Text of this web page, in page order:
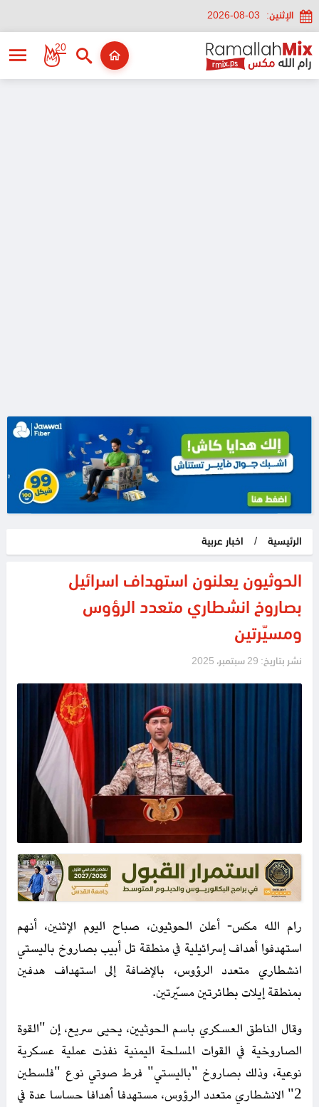
الإثنين: 2026-08-03
20
الرئيسية / اخبار عربية
الحوثيون يعلنون استهداف اسرائيل
بصاروخ انشطاري متعدد الرؤوس
ومسيّرتين
نشر بتاريخ: 29 سبتمبر، 2025
رام الله مكس- أعلن الحوثيون، صباح اليوم الإثنين، أنهم
استهدفوا أهداف إسرائيلية في منطقة تل أبيب بصاروخ باليستي
انشطاري متعدد الرؤوس، بالإضافة إلى استهداف هدفين
بمنطقة إيلات بطائرتين مسيّرتين.
وقال الناطق العسكري باسم الحوثيين، يحيى سريع، إن "القوة
الصاروخية في القوات المسلحة اليمنية نفذت عملية عسكرية
نوعية، وذلك بصاروخ "باليستي" فرط صوتي نوع "فلسطين
2" الانشطاري متعدد الرؤوس، مستهدفا أهدافا حساسا عدة في